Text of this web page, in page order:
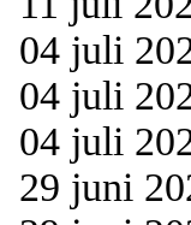
04 juli
04 juli
04 juli
29 juni